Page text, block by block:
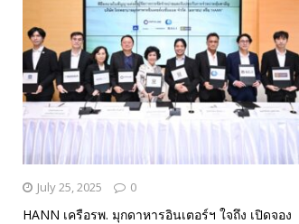
July 25, 2025 0
HANN เครือรพ. มุกดาหารอินเตอร์ฯ ใจถึง เปิดจอง